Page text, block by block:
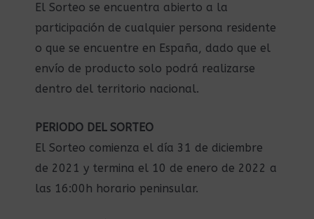
El Sorteo se encuentra abierto a la
participación de cualquier persona residente
o que se encuentre en España, dado que el
envío de producto solo podrá realizarse
dentro del territorio nacional.
PERIODO DEL SORTEO
El Sorteo comienza el día 31 de diciembre
de 2021 y termina el 10 de enero de 2022 a
las 16:00h horario peninsular.